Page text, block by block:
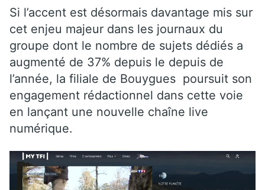
Si l’accent est désormais davantage mis sur
cet enjeu majeur dans les journaux du
groupe dont le nombre de sujets dédiés a
augmenté de 37% depuis le depuis de
l’année, la filiale de Bouygues poursuit son
engagement rédactionnel dans cette voie
en lançant une nouvelle chaîne live
numérique.